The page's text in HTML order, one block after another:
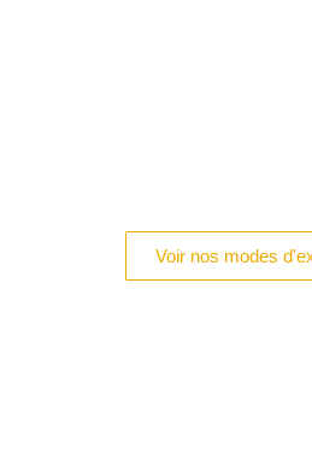
Voir nos modes